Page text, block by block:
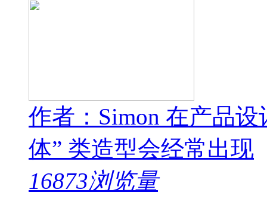
作者：Simon 在产品
体” 类造型会经常出现
16873浏览量